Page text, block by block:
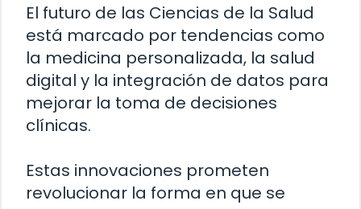
El futuro de las Ciencias de la Salud
está marcado por tendencias como
la medicina personalizada, la salud
digital y la integración de datos para
mejorar la toma de decisiones
clínicas.
Estas innovaciones prometen
revolucionar la forma en que se